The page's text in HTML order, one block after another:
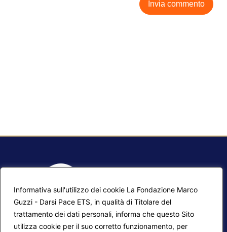
Informativa sull'utilizzo dei cookie La Fondazione Marco
Guzzi - Darsi Pace ETS, in qualità di Titolare del
trattamento dei dati personali, informa che questo Sito
utilizza cookie per il suo corretto funzionamento, per